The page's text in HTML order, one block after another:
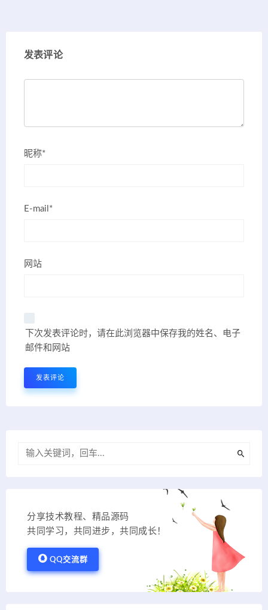
发表评论
昵称*
E-mail*
网站
下次发表评论时，请在此浏览器中保存我的姓名、电子
邮件和网站
分享技术教程、精品源码
共同学习，共同进步，共同成长！
QQ交流群